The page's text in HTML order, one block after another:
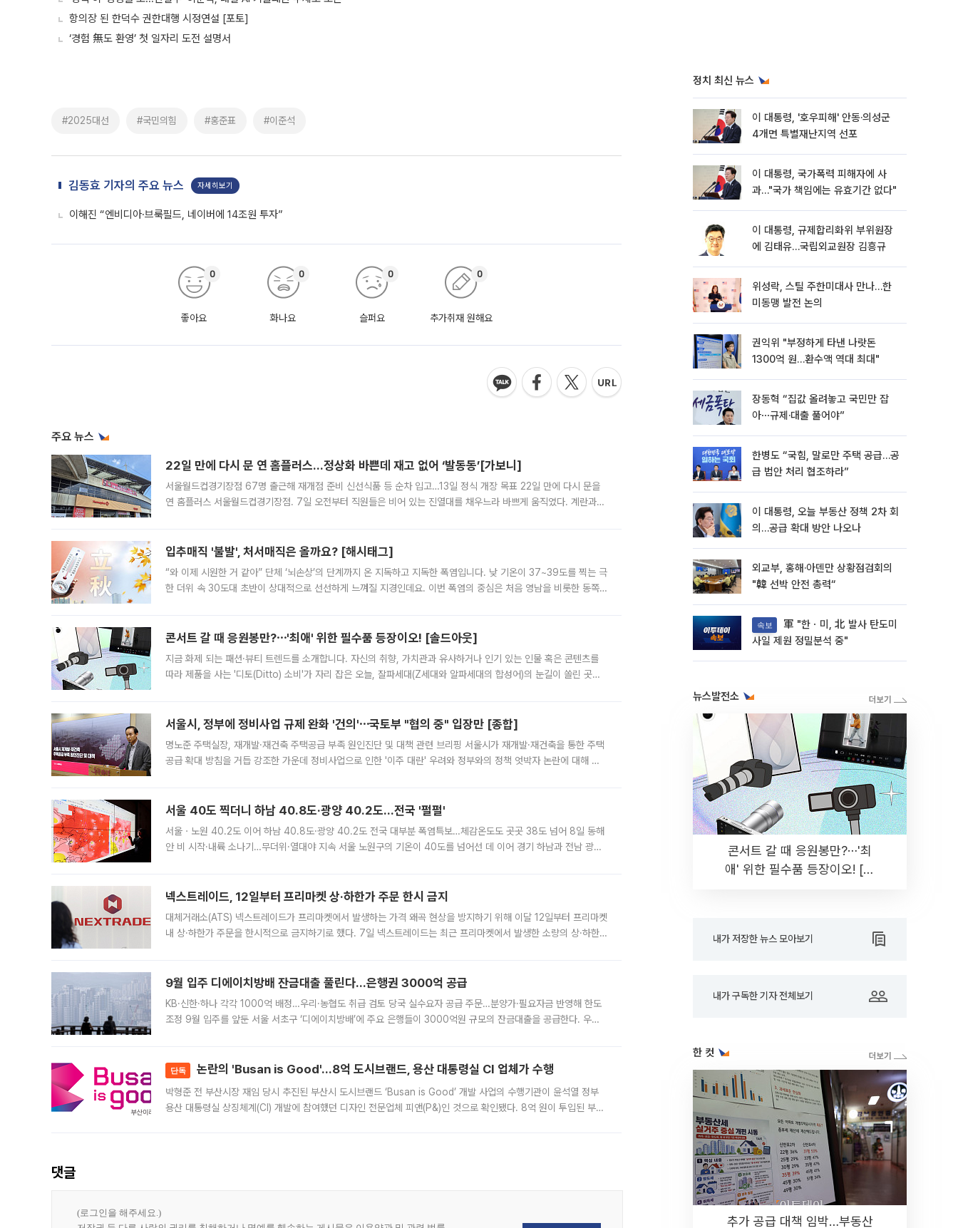
항의장 된 한덕수 권한대행 시정연설 [포토]
‘경험 無도 환영’ 첫 일자리 도전 설명서
#2025대선 #국민의힘 #홍준표 #이준석
김동효 기자의 주요 뉴스 자세히보기
이해진 “엔비디아·브룩필드, 네이버에 14조원 투자”
좋아요
0
화나요
0
슬퍼요
0
추가취재 원해요
0
주요 뉴스
22일 만에 다시 문 연 홈플러스…정상화 바쁜데 재고 없어 ‘발동동’[가보니]
서울월드컵경기장점 67명 출근해 재개점 준비 신선식품 등 순차 입고…13일 정식 개장 목표 22일 만에 다시 문을
연 홈플러스 서울월드컵경기장점. 7일 오전부터 직원들은 비어 있는 진열대를 채우느라 바쁘게 움직였다. 계란과
입추매직 '불발', 처서매직은 올까요? [해시태그]
“와 이제 시원한 거 같아” 단체 ‘뇌손상’의 단계까지 온 지독하고 지독한 폭염입니다. 낮 기온이 37~39도를 찍는 극
한 더위 속 30도대 초반이 상대적으로 선선하게 느껴질 지경인데요. 이번 폭염의 중심은 처음 영남을 비롯한 동쪽
콘서트 갈 때 응원봉만?⋯'최애' 위한 필수품 등장이오! [솔드아웃]
지금 화제 되는 패션·뷰티 트렌드를 소개합니다. 자신의 취향, 가치관과 유사하거나 인기 있는 인물 혹은 콘텐츠를
따라 제품을 사는 '디토(Ditto) 소비'가 자리 잡은 오늘, 잘파세대(Z세대와 알파세대의 합성어)의 눈길이 쏠린 곳은
서울시, 정부에 정비사업 규제 완화 '건의'⋯국토부 "협의 중" 입장만 [종합]
명노준 주택실장, 재개발·재건축 주택공급 부족 원인진단 및 대책 관련 브리핑 서울시가 재개발·재건축을 통한 주택
공급 확대 방침을 거듭 강조한 가운데 정비사업으로 인한 '이주 대란' 우려와 정부와의 정책 엇박자 논란에 대해 정
서울 40도 찍더니 하남 40.8도·광양 40.2도…전국 '펄펄'
서울ㆍ노원 40.2도 이어 하남 40.8도·광양 40.2도 전국 대부분 폭염특보…체감온도도 곳곳 38도 넘어 8일 동해
안 비 시작·내륙 소나기…무더위·열대야 지속 서울 노원구의 기온이 40도를 넘어선 데 이어 경기 하남과 전남 광양
넥스트레이드, 12일부터 프리마켓 상·하한가 주문 한시 금지
대체거래소(ATS) 넥스트레이드가 프리마켓에서 발생하는 가격 왜곡 현상을 방지하기 위해 이달 12일부터 프리마켓
내 상·하한가 주문을 한시적으로 금지하기로 했다. 7일 넥스트레이드는 최근 프리마켓에서 발생한 소량의 상·하한
9월 입주 디에이치방배 잔금대출 풀린다…은행권 3000억 공급
KB·신한·하나 각각 1000억 배정…우리·농협도 취급 검토 당국 실수요자 공급 주문…분양가·필요자금 반영해 한도
조정 9월 입주를 앞둔 서울 서초구 ‘디에이치방배’에 주요 은행들이 3000억원 규모의 잔금대출을 공급한다. 우리
단독 논란의 'Busan is Good'…8억 도시브랜드, 용산 대통령실 CI 업체가 수행
박형준 전 부산시장 재임 당시 추진된 부산시 도시브랜드 ‘Busan is Good’ 개발 사업의 수행기관이 윤석열 정부
용산 대통령실 상징체계(CI) 개발에 참여했던 디자인 전문업체 피앤(P&)인 것으로 확인됐다. 8억 원이 투입된 부산
댓글
정치 최신 뉴스
이 대통령, '호우피해' 안동·의성군
4개면 특별재난지역 선포
이 대통령, 국가폭력 피해자에 사
과…"국가 책임에는 유효기간 없다"
이 대통령, 규제합리화위 부위원장
에 김태유…국립외교원장 김흥규
위성락, 스틸 주한미대사 만나…한
미동맹 발전 논의
권익위 "부정하게 타낸 나랏돈
1300억 원…환수액 역대 최대"
장동혁 “집값 올려놓고 국민만 잡
아⋯규제·대출 풀어야”
한병도 “국힘, 말로만 주택 공급…공
급 법안 처리 협조하라”
이 대통령, 오늘 부동산 정책 2차 회
의…공급 확대 방안 나오나
외교부, 홍해·아덴만 상황점검회의
"韓 선박 안전 총력“
속보
사일 제원 정밀분석 중"
뉴스발전소
콘서트 갈 때 응원봉만?⋯'최
애' 위한 필수품 등장이오! [솔
내가 저장한 뉴스 모아보기
내가 구독한 기자 전체보기
한 컷
추가 공급 대책 임박…부동산